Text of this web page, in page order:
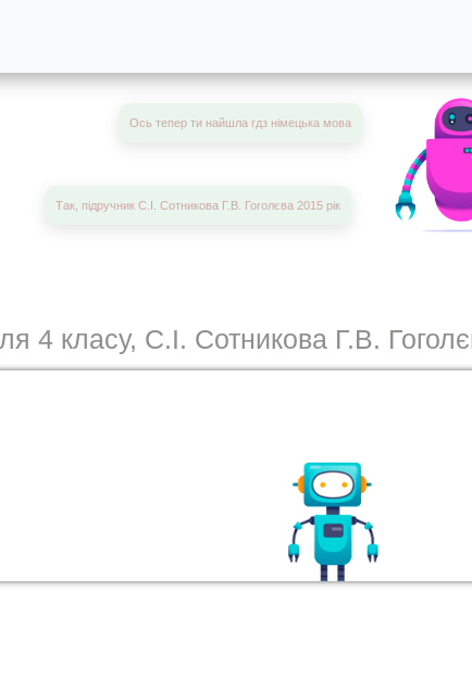
Ось тепер ти найшла гдз німецька мова
Так, підручник С.І. Сотникова Г.В. Гоголєва 2015 рік
4 класу, С.І. Сотникова Г.В.